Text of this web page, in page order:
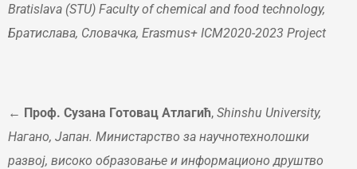
Bratislava (STU) Faculty of chemical and food technology,
Братислава, Словачка, Erasmus+ ICM2020-2023 Project
← Проф. Сузана Готовац Атлагић, Shinshu University,
Нагано, Јапан. Mинистарство за научнотехнолошки
развој, високо образовање и информационо друштво